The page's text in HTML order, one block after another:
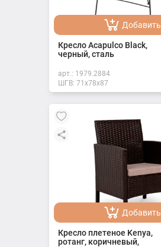
Добавить
Добавлено
Кресло Acapulco Black,
черный, сталь
арт.: 1979.2884
ШГВ: 71х78х87
Добавить
Добавлено
Кресло плетеное Kenya,
ротанг, коричневый,